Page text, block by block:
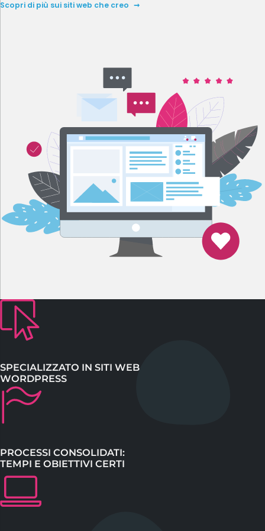
Scopri di più sui siti web che creo
SPECIALIZZATO IN SITI WEB
WORDPRESS
PROCESSI CONSOLIDATI:
TEMPI E OBIETTIVI CERTI